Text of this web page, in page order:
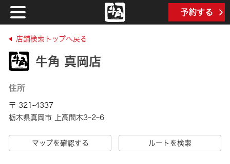
予約する
店舗検索トップへ戻る
牛角 真岡店
住所
〒 321-4337
栃木県真岡市 上高間木3ｰ2ｰ6
マップを確認する ルートを検索